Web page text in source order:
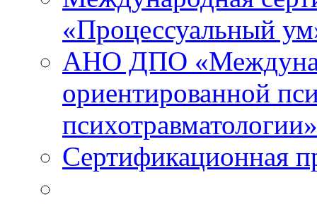
«Процессуальный
АНО ДПО
ориентированной
Сертификационная